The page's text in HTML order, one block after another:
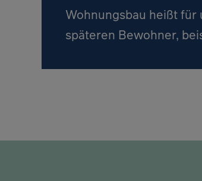
Wohnungsbau heißt für
späteren Bewohner,